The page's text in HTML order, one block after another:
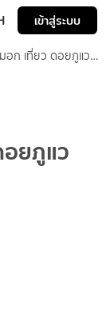
เข้าสู่ระบบ
อก เที่ยว ดอยภูแว
อยภูแว